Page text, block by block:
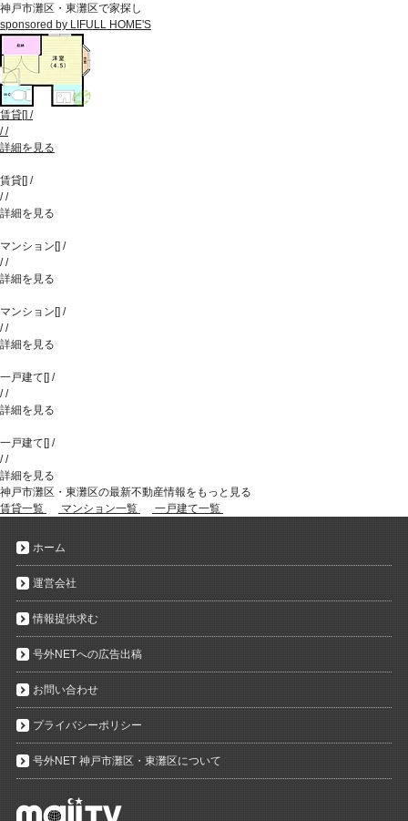
神戸市灘区・東灘区で家探し
sponsored by LIFULL HOME'S
賃貸[] /
//
詳細を見る
賃貸[] /
//
詳細を見る
マンション[] /
//
詳細を見る
マンション[] /
//
詳細を見る
一戸建て[] /
//
詳細を見る
一戸建て[] /
//
詳細を見る
神戸市灘区・東灘区の最新不動産情報をもっと見る
賃貸一覧
マンション一覧 一戸建て一覧
ホーム
運営会社
情報提供求む
号外NETへの広告出稿
お問い合わせ
プライバシーポリシー
号外NET 神戸市灘区・東灘区について